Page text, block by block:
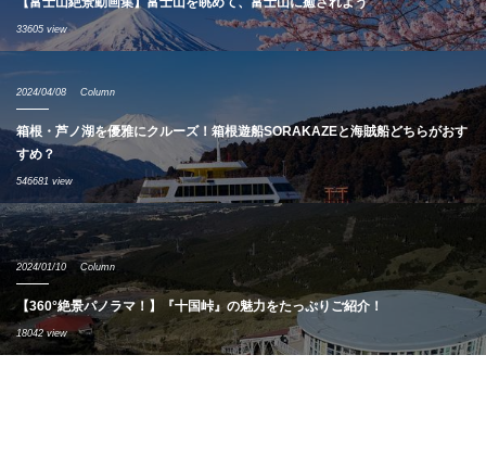
33605 view
2024/04/08 Column
箱根・芦ノ湖を優雅にクルーズ！箱根遊船SORAKAZEと海賊船どちらがおす
すめ？
546681 view
2024/01/10 Column
【360°絶景パノラマ！】『十国峠』の魅力をたっぷりご紹介！
18042 view